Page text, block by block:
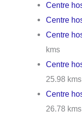
Centre
Centre
Centre
kms
Centre
25.98 kms
Centre
26.78 kms